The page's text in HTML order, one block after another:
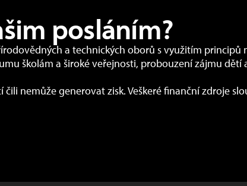
posláním?
a technických oborů s využitím
školám a široké veřejnosti, probouzení zájmu dětí
čili nemůže generovat zisk. Veškeré finanční zdroje